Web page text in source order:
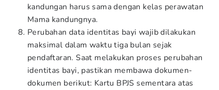
kandungan harus sama dengan kelas perawatan
Mama kandungnya.
Perubahan data identitas bayi wajib dilakukan
maksimal dalam waktu tiga bulan sejak
pendaftaran. Saat melakukan proses perubahan
identitas bayi, pastikan membawa dokumen-
dokumen berikut: Kartu BPJS sementara atas